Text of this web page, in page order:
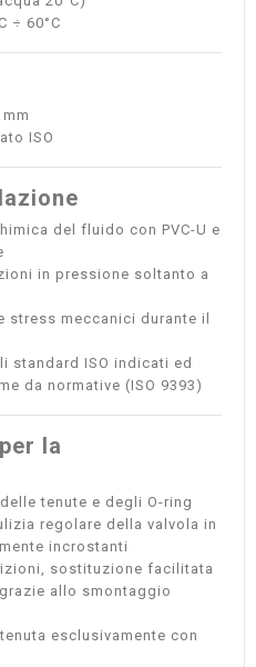
÷ 60°C
ISO
del fluido con PVC-U e
in pressione soltanto a
stress meccanici durante il
standard ISO indicati ed
da normative (ISO 9393)
la
tenute e degli O-ring
regolare della valvola in
incrostanti
sostituzione facilitata
allo smontaggio
esclusivamente con